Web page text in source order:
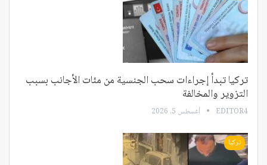
تركيا تبدأ إجراءات سحب الجنسية من مئات الأجانب بسبب
التزوير والمخالفة
EDITOR4 أغسطس 5, 2026
تركيا